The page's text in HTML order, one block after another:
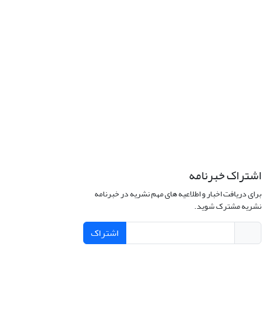
اشتراک خبرنامه
برای دریافت اخبار و اطلاعیه های مهم نشریه در خبرنامه
نشریه مشترک شوید.
اشتراک